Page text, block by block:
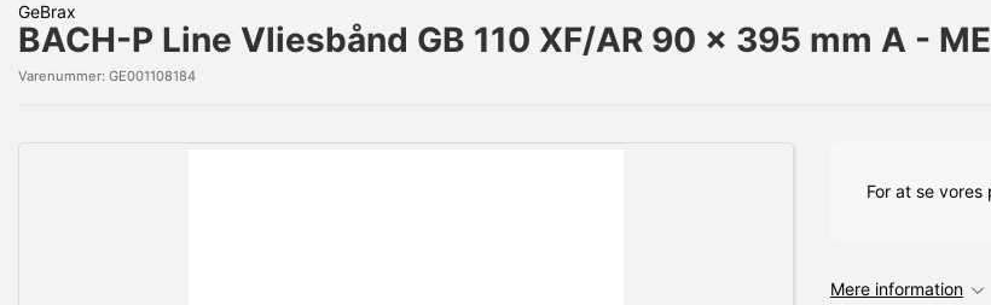
GeBrax
BACH-P Line Vliesbånd GB 110 XF/AR 90 x 395 mm A -
Varenummer: GE001108184
For at se
Mere information